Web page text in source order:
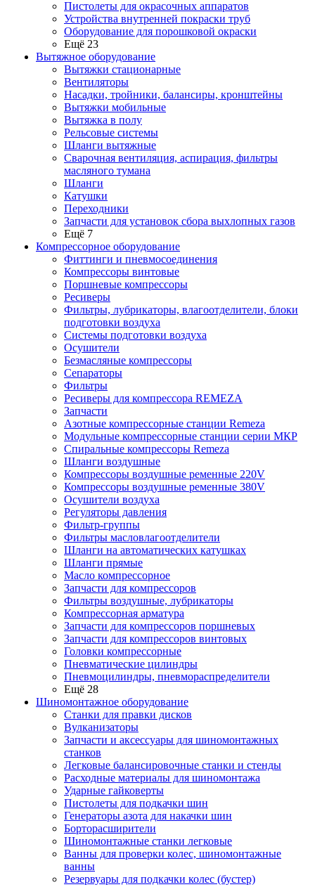
Пистолеты для окрасочных аппаратов
Устройства внутренней покраски труб
Оборудование для порошковой окраски
Ещё 23
Вытяжное оборудование
Вытяжки стационарные
Вентиляторы
Насадки, тройники, балансиры, кронштейны
Вытяжки мобильные
Вытяжка в полу
Рельсовые системы
Шланги вытяжные
Сварочная вентиляция, аспирация, фильтры
масляного тумана
Шланги
Катушки
Переходники
Запчасти для установок сбора выхлопных газов
Ещё 7
Компрессорное оборудование
Фиттинги и пневмосоединения
Компрессоры винтовые
Поршневые компрессоры
Ресиверы
Фильтры, лубрикаторы, влагоотделители, блоки
подготовки воздуха
Системы подготовки воздуха
Осушители
Безмасляные компрессоры
Сепараторы
Фильтры
Ресиверы для компрессора REMEZA
Запчасти
Азотные компрессорные станции Remeza
Модульные компрессорные станции серии МКР
Спиральные компрессоры Remeza
Шланги воздушные
Компрессоры воздушные ременные 220V
Компрессоры воздушные ременные 380V
Осушители воздуха
Регуляторы давления
Фильтр-группы
Фильтры масловлагоотделители
Шланги на автоматических катушках
Шланги прямые
Масло компрессорное
Запчасти для компрессоров
Фильтры воздушные, лубрикаторы
Компрессорная арматура
Запчасти для компрессоров поршневых
Запчасти для компрессоров винтовых
Головки компрессорные
Пневматические цилиндры
Пневмоцилиндры, пневмораспределители
Ещё 28
Шиномонтажное оборудование
Станки для правки дисков
Вулканизаторы
Запчасти и аксессуары для шиномонтажных
станков
Легковые балансировочные станки и стенды
Расходные материалы для шиномонтажа
Ударные гайковерты
Пистолеты для подкачки шин
Генераторы азота для накачки шин
Борторасширители
Шиномонтажные станки легковые
Ванны для проверки колес, шиномонтажные
ванны
Резервуары для подкачки колес (бустер)